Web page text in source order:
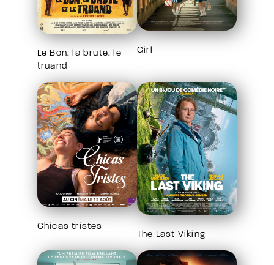
Le Bon, la brute, le
truand
Girl
Chicas tristes
The Last Viking